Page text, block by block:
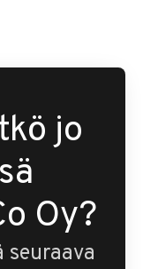
jo
Oy?
seuraava